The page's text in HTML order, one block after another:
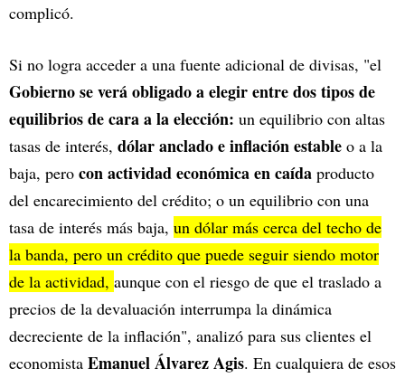
complicó.
Si no logra acceder a una fuente adicional de divisas, "el
Gobierno se verá obligado a elegir entre dos tipos de
equilibrios de cara a la elección: un equilibrio con altas
tasas de interés, dólar anclado e inflación estable o a la
baja, pero con actividad económica en caída producto
del encarecimiento del crédito; o un equilibrio con una
tasa de interés más baja, un dólar más cerca del techo de
la banda, pero un crédito que puede seguir siendo motor
de la actividad, aunque con el riesgo de que el traslado a
precios de la devaluación interrumpa la dinámica
decreciente de la inflación", analizó para sus clientes el
economista Emanuel Álvarez Agis. En cualquiera de esos